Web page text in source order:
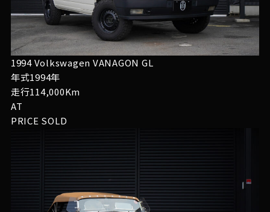
1994 Volkswagen VANAGON GL
年式1994年
走行114,000Km
AT
PRICE SOLD